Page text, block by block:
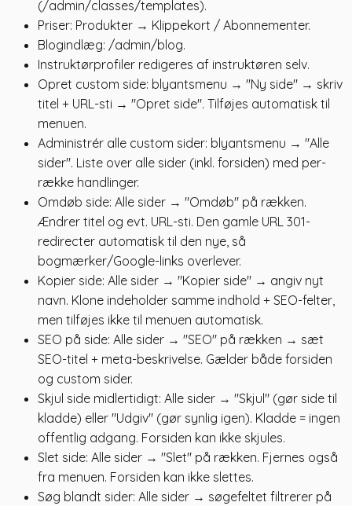
(/admin/classes/templates).
Priser: Produkter → Klippekort / Abonnementer.
Blogindlæg: /admin/blog.
Instruktørprofiler redigeres af instruktøren selv.
Opret custom side: blyantsmenu → "Ny side" → skriv
titel + URL-sti → "Opret side". Tilføjes automatisk til
menuen.
Administrér alle custom sider: blyantsmenu → "Alle
sider". Liste over alle sider (inkl. forsiden) med per-
række handlinger.
Omdøb side: Alle sider → "Omdøb" på rækken.
Ændrer titel og evt. URL-sti. Den gamle URL 301-
redirecter automatisk til den nye, så
bogmærker/Google-links overlever.
Kopier side: Alle sider → "Kopier side" → angiv nyt
navn. Klone indeholder samme indhold + SEO-felter,
men tilføjes ikke til menuen automatisk.
SEO på side: Alle sider → "SEO" på rækken → sæt
SEO-titel + meta-beskrivelse. Gælder både forsiden
og custom sider.
Skjul side midlertidigt: Alle sider → "Skjul" (gør side til
kladde) eller "Udgiv" (gør synlig igen). Kladde = ingen
offentlig adgang. Forsiden kan ikke skjules.
Slet side: Alle sider → "Slet" på rækken. Fjernes også
fra menuen. Forsiden kan ikke slettes.
Søg blandt sider: Alle sider → søgefeltet filtrerer på